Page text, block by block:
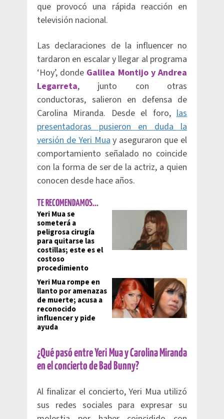
que provocó una rápida reacción en
televisión nacional.
Las declaraciones de la influencer no
tardaron en escalar y llegar al programa
‘Hoy’, donde Galilea Montijo y Andrea
Legarreta, junto con otras
conductoras, salieron en defensa de
Carolina Miranda. Desde el foro, las
presentadoras pusieron en duda la
versión de Yeri Muay aseguraron que el
comportamiento señalado no coincide
con la forma de ser de la actriz, a quien
conocen desde hace años.
TE RECOMENDAMOS...
Yeri Mua se
someterá a
peligrosa cirugía
para quitarse las
costillas; este es el
costoso
procedimiento
Yeri Mua rompe en
llanto por amenazas
de muerte; acusa a
reconocido
influencer y pide
ayuda
¿Qué pasó entre Yeri Mua y Carolina Miranda
en el concierto de Bad Bunny?
Al finalizar el concierto, Yeri Mua utilizó
sus redes sociales para expresar su